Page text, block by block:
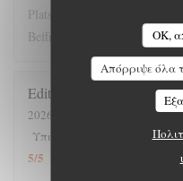
OK,
Απόρριψε όλα
Plats copieux et personnel
Beffroi !
Edith
2026-07-26
- 19:00 -
Υπηρεσία
Ατμόσφαιρα
5/5